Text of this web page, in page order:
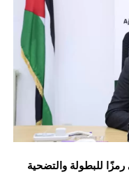
للبطولة والتضحية